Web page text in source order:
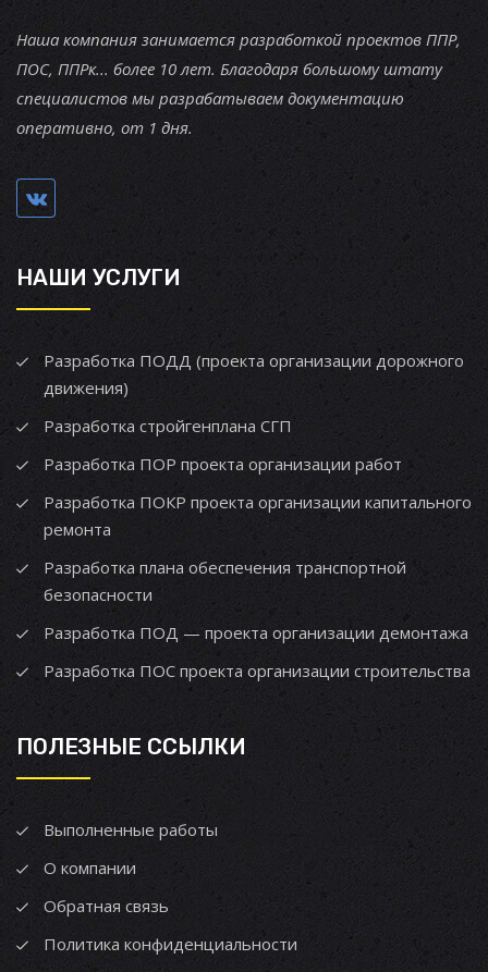
Наша компания занимается разработкой проектов ППР,
ПОС, ППРк... более 10 лет. Благодаря большому штату
специалистов мы разрабатываем документацию
оперативно, от 1 дня.
НАШИ УСЛУГИ
Разработка ПОДД (проекта организации дорожного
движения)
Разработка стройгенплана СГП
Разработка ПОР проекта организации работ
Разработка ПОКР проекта организации капитального
ремонта
Разработка плана обеспечения транспортной
безопасности
Разработка ПОД — проекта организации демонтажа
Разработка ПОС проекта организации строительства
ПОЛЕЗНЫЕ ССЫЛКИ
Выполненные работы
О компании
Обратная связь
Политика конфиденциальности